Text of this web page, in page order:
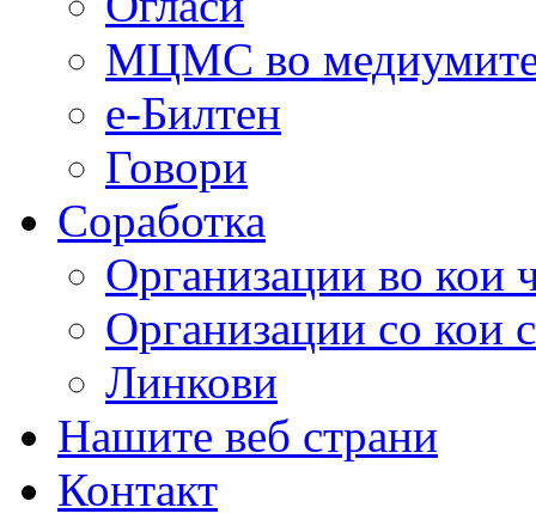
МЦМС во
е-Билтен
Говори
Соработка
Организации во кои
Организации со кои
Линкови
Нашите веб страни
Контакт